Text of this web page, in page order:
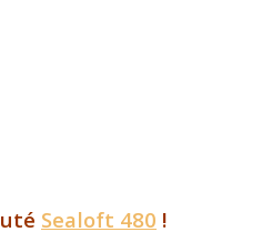
Sealoft 480 !